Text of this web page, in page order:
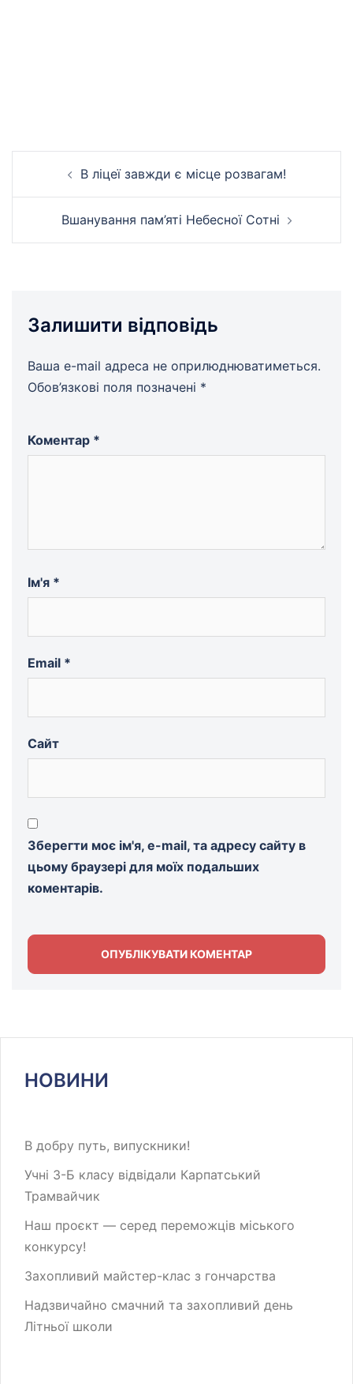
запису
В ліцеї завжди є місце розвагам!
Вшанування пам’яті Небесної Сотні
Залишити відповідь
Ваша e-mail адреса не оприлюднюватиметься.
Обов’язкові поля позначені *
Коментар *
Ім'я *
Email *
Сайт
Зберегти моє ім'я, e-mail, та адресу сайту в
цьому браузері для моїх подальших
коментарів.
НОВИНИ
В добру путь, випускники!
Учні 3-Б класу відвідали Карпатський
Трамвайчик
Наш проєкт — серед переможців міського
конкурсу!
Захопливий майстер-клас з гончарства
Надзвичайно смачний та захопливий день
Літньої школи